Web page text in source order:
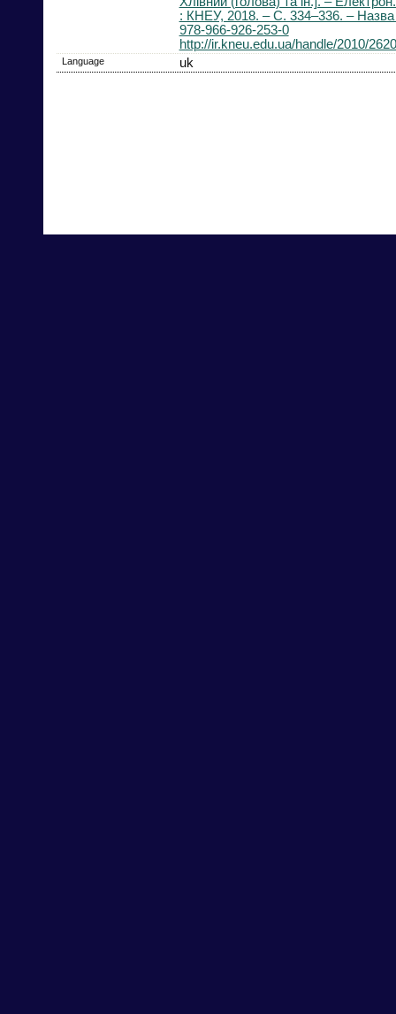
: КНЕУ, 2018. – С. 334–336. – Назва
978-966-926-253-0
http://ir.kneu.edu.ua/handle/2010/
Language uk